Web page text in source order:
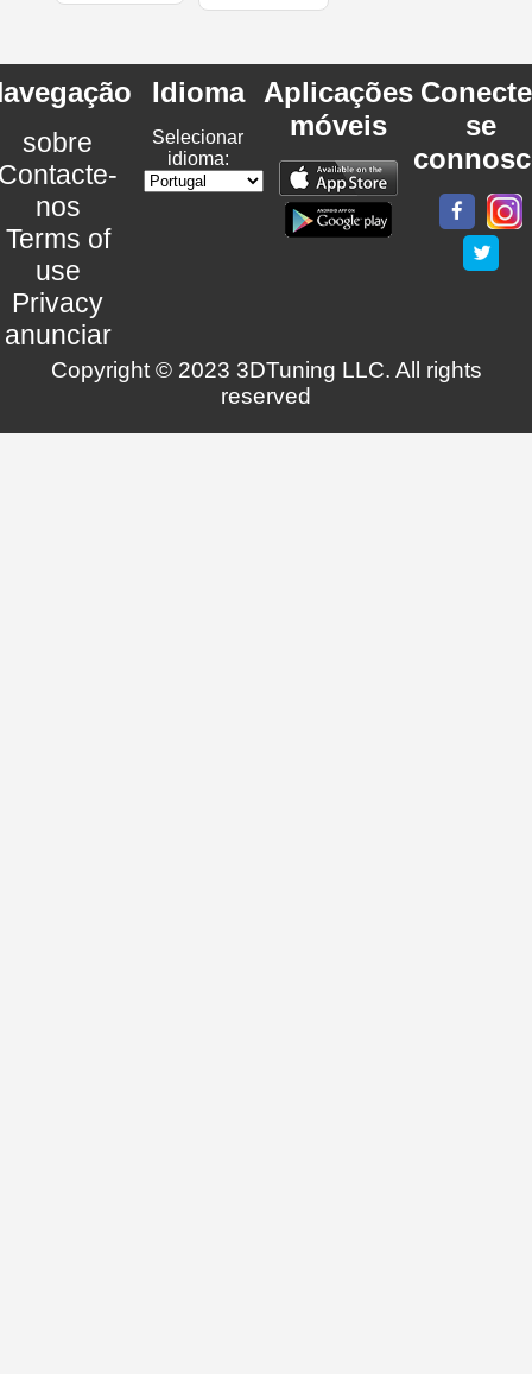
sobre
nos
Terms of
use
Privacy
anunciar
Idioma
Selecionar
idioma:
Aplicações
móveis
se
Copyright © 2023 3DTuning LLC. All rights
reserved